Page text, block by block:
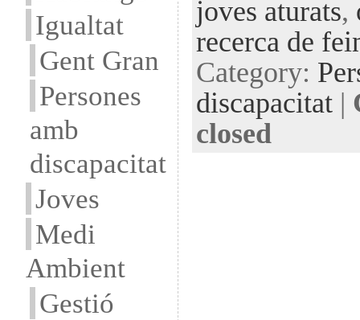
Igualtat
Gent Gran
Persones
amb
discapacitat
Joves
Medi
Ambient
Gestió
joves aturats,
recerca de
Category:
discapacitat|
closed